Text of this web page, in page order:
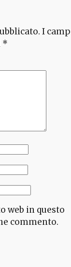
I
*
web in questo
commento.